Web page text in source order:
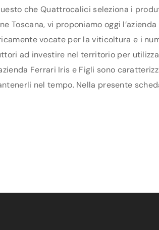
che Quattrocalici seleziona i
Toscana, vi proponiamo oggi
vocate per la viticoltura e i
ad investire nel territorio per
Ferrari Iris e Figli sono
nel tempo. Nella presente